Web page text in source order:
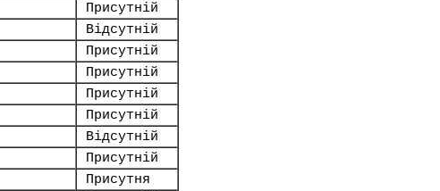
Присутній
Відсутній
Присутній
Присутній
Присутній
Присутній
Відсутній
Присутній
Присутня